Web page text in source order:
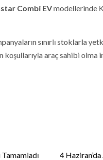
Combi EVmodellerinde
sınırlı stoklarla
araç sahibi olma
4